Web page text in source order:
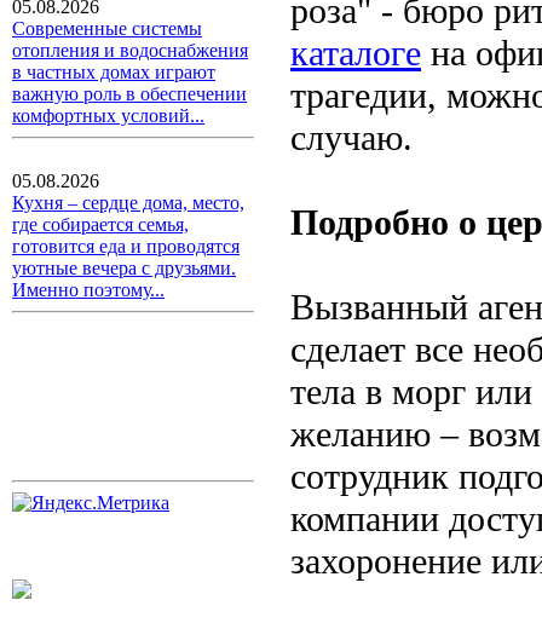
05.08.2026
Современные системы
отопления и водоснабжения
в частных домах играют
важную роль в обеспечении
комфортных условий...
05.08.2026
Кухня – сердце дома, место,
где собирается семья,
готовится еда и проводятся
уютные вечера с друзьями.
Именно поэтому...
роза" - бюро
каталоге на
трагедии,
случаю.
Подробно о
Вызванный
сделает все
тела в морг
желанию –
сотрудник
компании
захоронение